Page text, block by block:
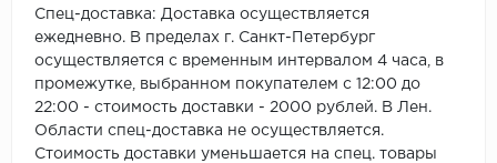
SPC Promo
SPC Stronghold
TANTO
Спец-доставка: Доставка осуществляется
ежедневно. В пределах г. Санкт-Петербург
осуществляется с временным интервалом 4 часа, в
промежутке, выбранном покупателем с 12:00 до
22:00 - стоимость доставки - 2000 рублей. В Лен.
Области спец-доставка не осуществляется.
Стоимость доставки уменьшается на спец. товары